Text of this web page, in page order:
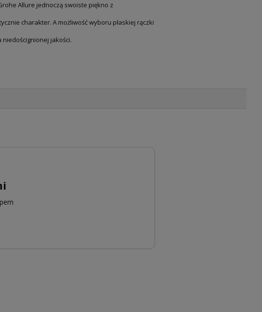
Allure jednoczą swoiste piękno z
charakter. A możliwość wyboru płaskiej rączki
niedoścignionej jakości.